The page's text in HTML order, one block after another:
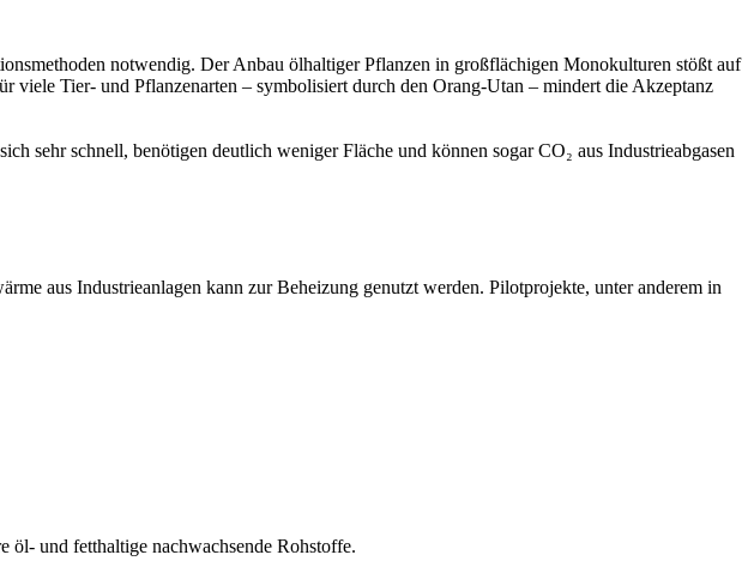
notwendig. Der Anbau ölhaltiger Pflanzen in großflächigen Monokulturen stößt auf
Tier- und Pflanzenarten – symbolisiert durch den Orang-Utan – mindert die Akzeptanz
sehr schnell, benötigen deutlich weniger Fläche und können sogar CO₂ aus Industrieabgasen
aus Industrieanlagen kann zur Beheizung genutzt werden. Pilotprojekte, unter anderem in
und fetthaltige nachwachsende Rohstoffe.